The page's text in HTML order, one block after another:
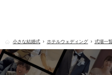
小さな結婚式 ホテルウェディング 式場一